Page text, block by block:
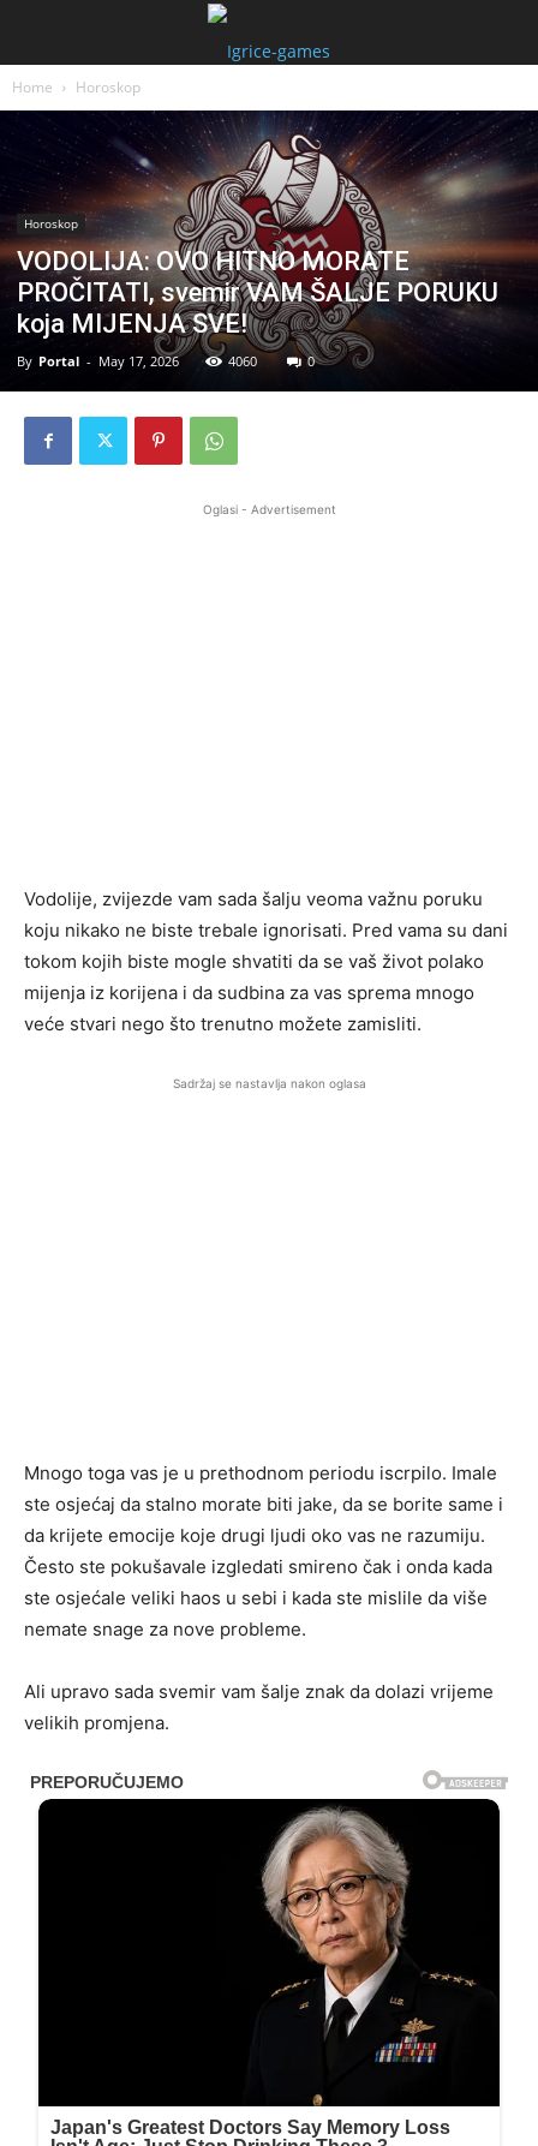
Home Horoskop
Horoskop
VODOLIJA: OVO HITNO MORATE
PROČITATI, svemir VAM ŠALJE PORUKU
koja MIJENJA SVE!
By Portal - May 17, 2026 4060 0
Oglasi - Advertisement
Vodolije, zvijezde vam sada šalju veoma važnu poruku
koju nikako ne biste trebale ignorisati. Pred vama su dani
tokom kojih biste mogle shvatiti da se vaš život polako
mijenja iz korijena i da sudbina za vas sprema mnogo
veće stvari nego što trenutno možete zamisliti.
Sadržaj se nastavlja nakon oglasa
Mnogo toga vas je u prethodnom periodu iscrpilo. Imale
ste osjećaj da stalno morate biti jake, da se borite same i
da krijete emocije koje drugi ljudi oko vas ne razumiju.
Često ste pokušavale izgledati smireno čak i onda kada
ste osjećale veliki haos u sebi i kada ste mislile da više
nemate snage za nove probleme.
Ali upravo sada svemir vam šalje znak da dolazi vrijeme
velikih promjena.